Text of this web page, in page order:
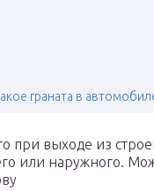
граната в
при выходе из
или наружного.